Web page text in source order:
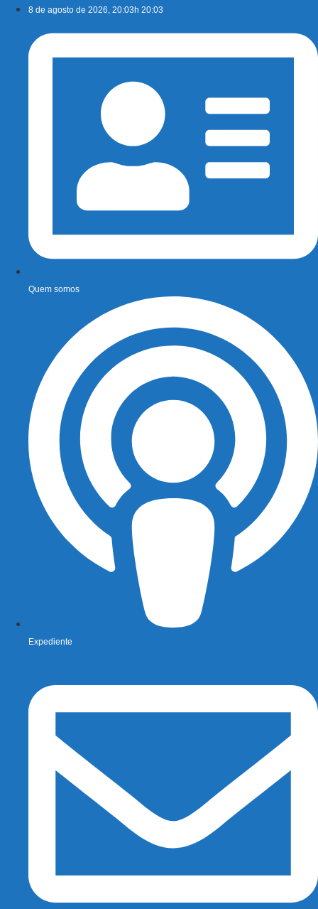
conteúdo
8 de agosto de 2026, 20:03h 20:03
Quem somos
Expediente